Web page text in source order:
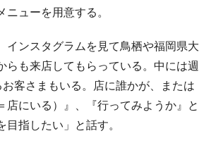
ューを用意する。
ンスタグラムを見て鳥栖や福岡県大
らも来店してもらっている。中には週
客さまもいる。店に誰かが、または
店にいる）』、『行ってみようか』と
指したい」と話す。